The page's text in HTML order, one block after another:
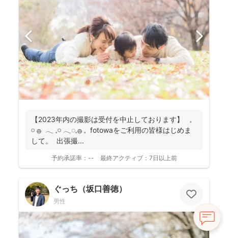
【2023年内の撮影は受付を中止しております】 𓈒
𓏸 𓐍 𓂃 𓈒𓏸 𓂃◌𓈒𓐍 𓈒 fotowaをご利用の皆様はじめま
して。 出張撮...
予約承諾率： -- 最終アクティブ： 7日以上前
ぐっち（坂口善徳）
男性